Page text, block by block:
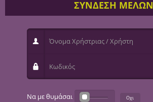
ΣΥΝΔΕΣΗ ΜΕΛΩΝ
Όνομα Χρήστριας / Χρήστη
Κωδικός
Να με θυμάσαι